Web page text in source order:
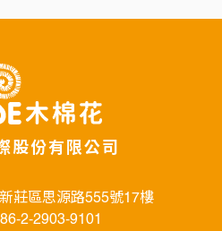
股份有限公司
莊區思源路555號17樓
2-2903-9101